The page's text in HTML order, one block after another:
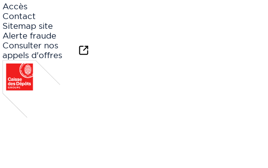
Accès
Contact
Sitemap site
Alerte fraude
Consulter nos
appels d'offres